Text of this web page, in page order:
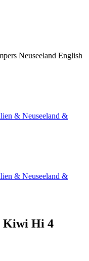
Neuseeland English
& Neuseeland &
& Neuseeland &
Kiwi Hi 4